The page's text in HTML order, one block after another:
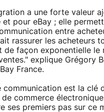
a une forte valeur
et pour eBay ; elle
entre
rassurer les acheteurs
de façon exponentielle le
explique Grégory
France.
communication est la clé
commerce
ses premiers pas sur ce